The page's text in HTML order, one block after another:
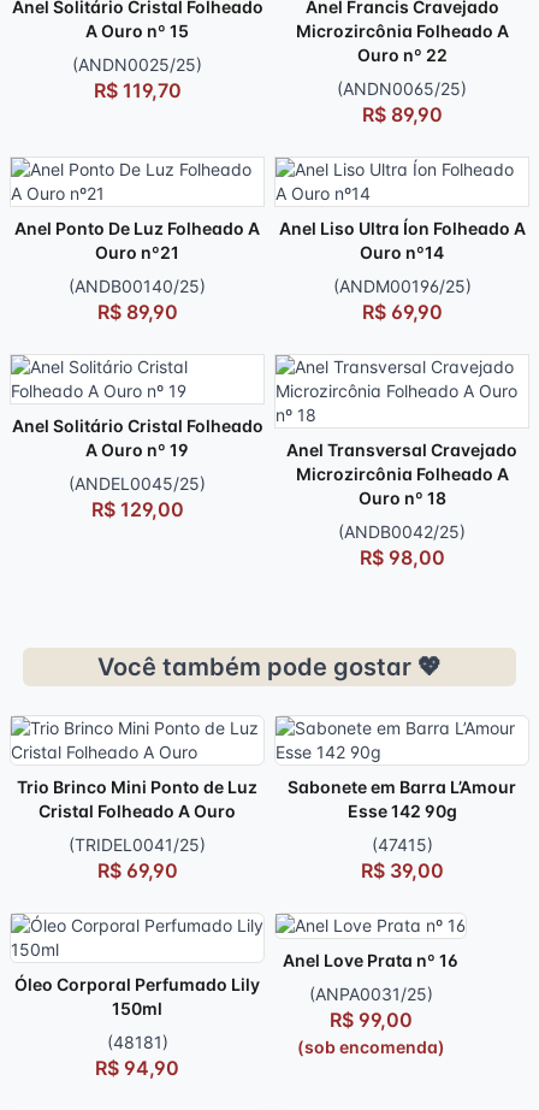
Anel Solitário Cristal Folheado
A Ouro nº 15
(ANDN0025/25)
R$ 119,70
Anel Francis Cravejado
Microzircônia Folheado A
Ouro nº 22
(ANDN0065/25)
R$ 89,90
Anel Ponto De Luz Folheado A
Ouro nº21
(ANDB00140/25)
R$ 89,90
Anel Liso Ultra Íon Folheado A
Ouro nº14
(ANDM00196/25)
R$ 69,90
Anel Solitário Cristal Folheado
A Ouro nº 19
(ANDEL0045/25)
R$ 129,00
Anel Transversal Cravejado
Microzircônia Folheado A
Ouro nº 18
(ANDB0042/25)
R$ 98,00
Você também pode gostar 💖
Trio Brinco Mini Ponto de Luz
Cristal Folheado A Ouro
(TRIDEL0041/25)
R$ 69,90
Sabonete em Barra L’Amour
Esse 142 90g
(47415)
R$ 39,00
Óleo Corporal Perfumado Lily
150ml
(48181)
R$ 94,90
Anel Love Prata nº 16
(ANPA0031/25)
R$ 99,00
(sob encomenda)